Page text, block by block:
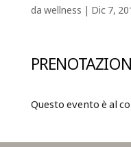
dawellness | Dic 7,
Questo evento è al